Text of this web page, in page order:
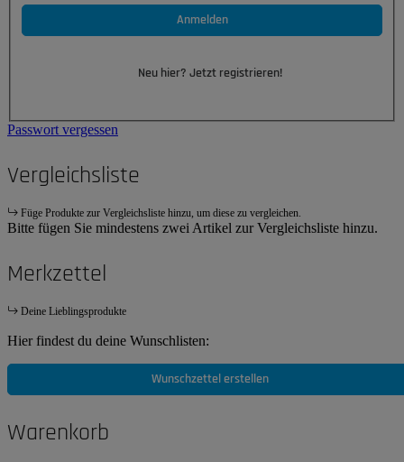
Anmelden
Neu hier? Jetzt registrieren!
Passwort vergessen
Vergleichsliste
Füge Produkte zur Vergleichsliste hinzu, um diese zu vergleichen.
Bitte fügen Sie mindestens zwei Artikel zur Vergleichsliste hinzu.
Merkzettel
Deine Lieblingsprodukte
Hier findest du deine Wunschlisten:
Wunschzettel erstellen
Warenkorb